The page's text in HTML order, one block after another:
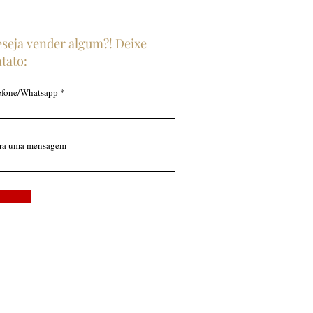
vender algum?! Deixe
Whatsapp
uma mensagem